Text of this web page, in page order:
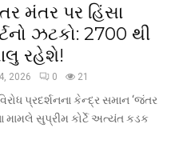
મંતર પર હિંસા
ઝટકો: 2700 થી
રહેશે!
2026 0 21
પ્રદર્શનના કેન્દ્ર સમાન ‘જંતર
મામલે સુપ્રીમ કોર્ટે અત્યંત કડક